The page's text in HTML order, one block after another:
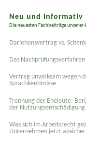
Neu und informativ
Die neuesten Fachbeiträge
Darlehensvertrag vs.
Das
Vertrag unwirksam wegen
Sprachkenntnisse
Trennung der Eheleute:
der Nutzungsentschädigung
Was sich im Arbeitsrecht
Unternehmen jetzt